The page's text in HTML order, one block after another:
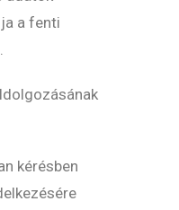
a fenti
kérésben